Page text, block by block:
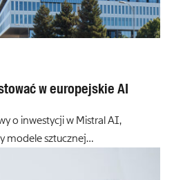
w europejskie AI
o inwestycji w Mistral AI,
modele sztucznej…